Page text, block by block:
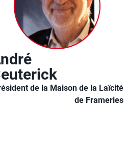
de la Maison de la Laïcité
de Frameries